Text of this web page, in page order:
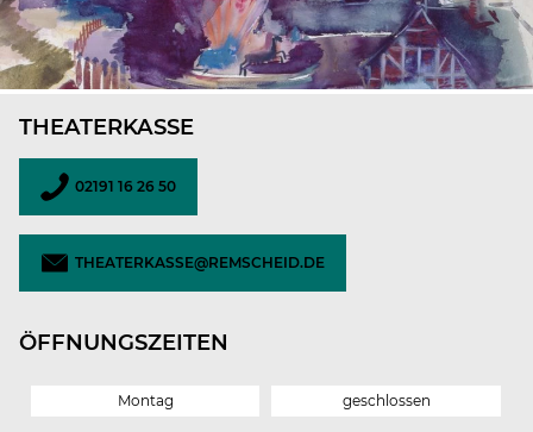
THEATERKASSE
02191 16 26 50
THEATERKASSE@REMSCHEID.DE
ÖFFNUNGSZEITEN
Montag geschlossen